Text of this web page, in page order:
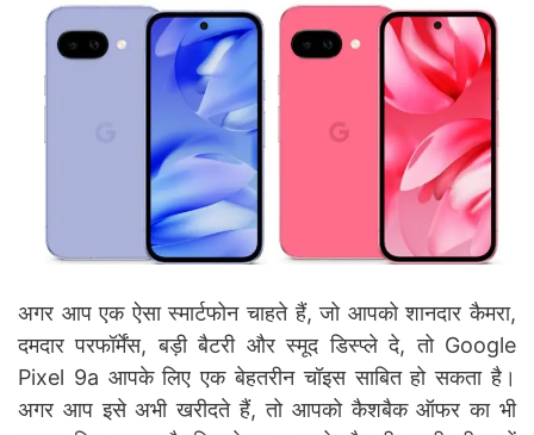
अगर आप एक ऐसा स्मार्टफोन चाहते हैं, जो आपको शानदार कैमरा,
दमदार परफॉर्मेंस, बड़ी बैटरी और स्मूद डिस्प्ले दे, तो Google
Pixel 9a आपके लिए एक बेहतरीन चॉइस साबित हो सकता है।
अगर आप इसे अभी खरीदते हैं, तो आपको कैशबैक ऑफर का भी